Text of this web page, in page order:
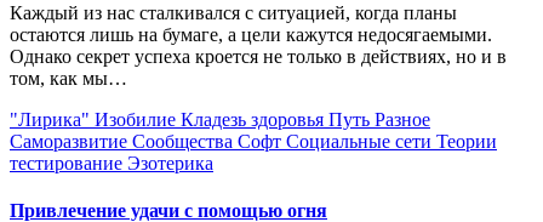
Каждый из нас сталкивался с ситуацией, когда планы
остаются лишь на бумаге, а цели кажутся недосягаемыми.
Однако секрет успеха кроется не только в действиях, но и в
том, как мы…
"Лирика" Изобилие Кладезь здоровья Путь Разное
Саморазвитие Сообщества Софт Социальные сети Теории
тестирование Эзотерика
Привлечение удачи с помощью огня